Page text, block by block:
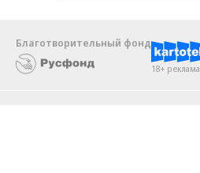
Благотворительный фонд
18+ реклама